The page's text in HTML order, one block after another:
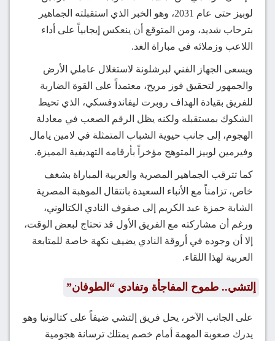
لوبيز حتى عام 2031، وهو الخبر الذي استقبلته الجماهير
بترحاب شديد، ومن المتوقع أن ينعكس إيجابياً على أداء
اللاعب وزملائه في مباراة الغد.
ويسعى الجهاز الفني لبرشلونة لاستغلال عاملي الأرض
والجمهور لتحقيق فوز مريح، معتمداً على القوة الضاربة
للفريق بقيادة الهداف روبرت ليفاندوفسكي، الذي تحيط
الشكوك بمستقبله ولكنه يظل الرقم الصعب في معادلة
الهجوم، إلى جانب حيوية الشباب المتمثلة في لامين يامال
وفيرمين لوبيز المتوهج مؤخراً بأرقامه التهديفية المميزة.
كما تترقب الجماهير المصرية والعربية المباراة بشغف
خاص، تزامناً مع الأنباء السعيدة بانتقال الموهبة المصرية
الشابة حمزة عبد الكريم إلى صفوف النادي الكتالوني،
ورغم أن مشاركته مع الفريق الأول قد تحتاج لبعض الوقت،
إلا أن وجوده في أروقة النادي يضيف نكهة خاصة للمتابعة
العربية لهذا اللقاء.
إلتشي.. طموح المفاجأة وتفادي “الطوفان”
على الجانب الآخر، يحل فريق إلتشي ضيفاً على كتالونيا وهو
يدرك صعوبة المهمة أمام خصم يمتلك ترسانة هجومية